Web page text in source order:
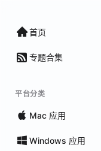
首页
专题合集
平台分类
Mac 应用
Windows 应用